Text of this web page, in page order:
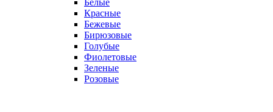
Белые
Красные
Бежевые
Бирюзовые
Голубые
Фиолетовые
Зеленые
Розовые